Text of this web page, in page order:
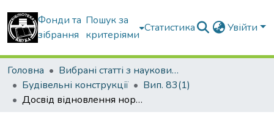
Фонди та
зібрання
Пошук за
критеріями
Статистика Увійти
Головна
Вибрані статті з наукових збірників КНУБА
Будівельні конструкції
Вип. 83(1)
Досвід відновлення нормальної експлуатації будівель і споруд з наднормативними креном із застосуванням плоских домкратів розробки НДІБК